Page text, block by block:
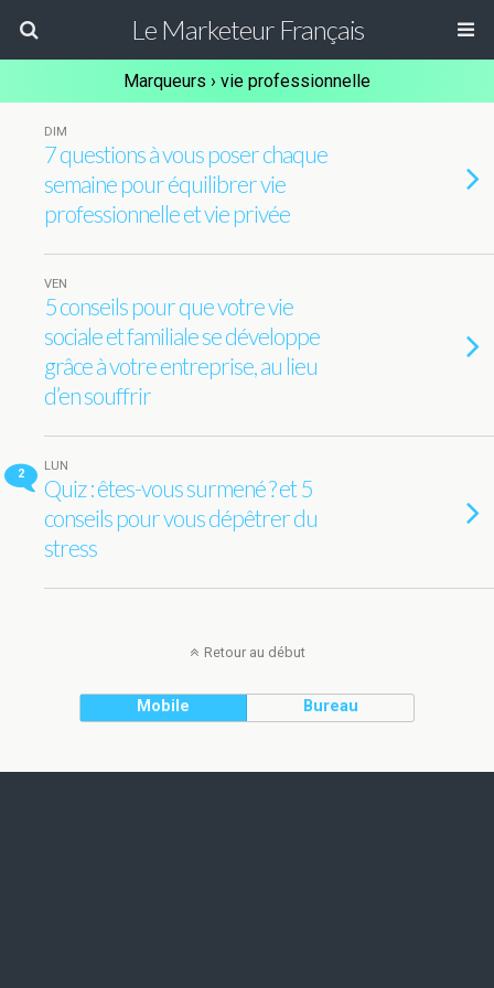
Le Marketeur Français
Marqueurs › vie professionnelle
DIM
7 questions à vous poser chaque
semaine pour équilibrer vie
professionnelle et vie privée
VEN
5 conseils pour que votre vie
sociale et familiale se développe
grâce à votre entreprise, au lieu
d’en souffrir
2
LUN
Quiz : êtes-vous surmené ? et 5
conseils pour vous dépêtrer du
stress
Retour au début
Mobile Bureau